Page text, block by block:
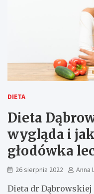
DIETA
Dieta
wygląda i
głodówka
26 sierpnia 2022 Anna
Dieta dr Dąbrowskiej